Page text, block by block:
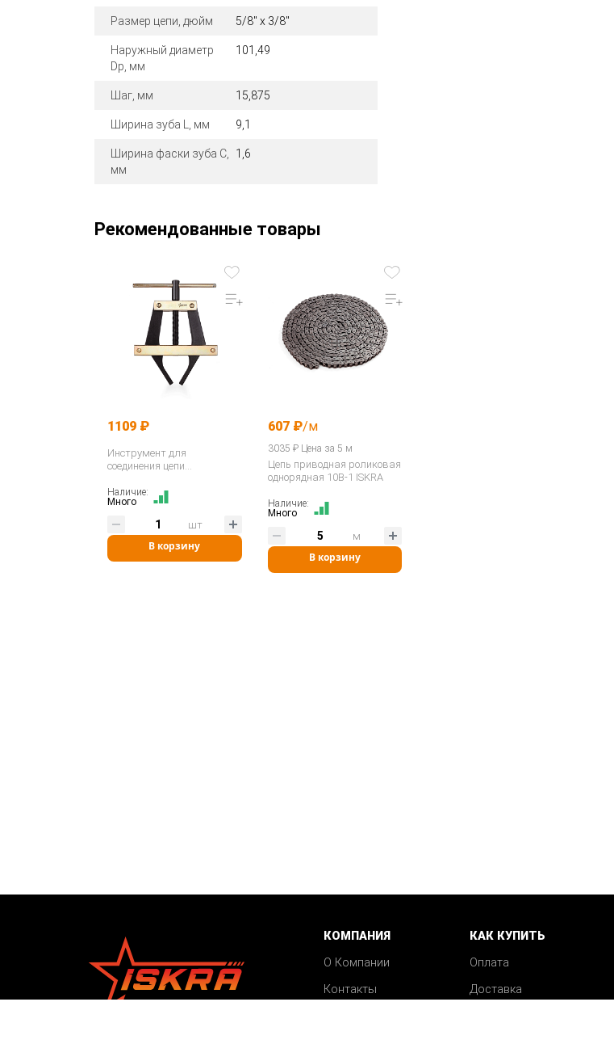
Размер цепи, дюйм 5/8" x 3/8"
Наружный диаметр
Dp, мм
101,49
Шаг, мм 15,875
Ширина зуба L, мм 9,1
Ширина фаски зуба C,
мм
1,6
Рекомендованные товары
1109 ₽
Инструмент для
соединения цепи
12B / ASA ANSI 35-60
400035…
Наличие:
Много
В корзину
шт
607 ₽/м
3035 ₽ Цена за 5 м
Цепь приводная роликовая
однорядная 10B-1 ISKRA
Наличие:
Много
В корзину
м
КОМПАНИЯ
О Компании
Контакты
КАК КУПИТЬ
Оплата
Доставка